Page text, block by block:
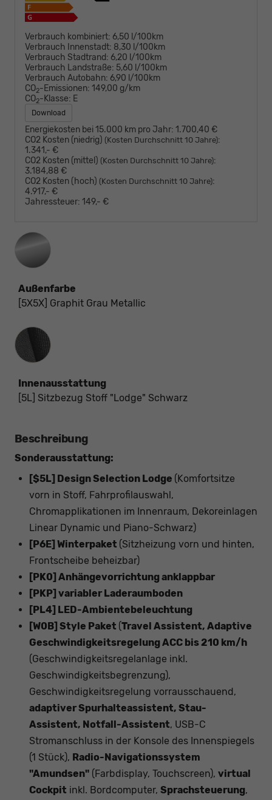
Verbrauch kombiniert: 6,50 l/100km
Verbrauch Innenstadt: 8,30 l/100km
Verbrauch Stadtrand: 6,20 l/100km
Verbrauch Landstraße: 5,60 l/100km
Verbrauch Autobahn: 6,90 l/100km
CO2-Emissionen: 149,00 g/km
CO2-Klasse: E
Download
Energiekosten bei 15.000 km pro Jahr: 1.700,40 €
CO2 Kosten (niedrig) (Kosten Durchschnitt 10 Jahre):
1.341,- €
CO2 Kosten (mittel) (Kosten Durchschnitt 10 Jahre):
3.184,88 €
CO2 Kosten (hoch) (Kosten Durchschnitt 10 Jahre):
4.917,- €
Jahressteuer: 149,- €
Außenfarbe
[5X5X] Graphit Grau Metallic
Innenausstattung
Innenausstattung
[5L] Sitzbezug Stoff "Lodge" Schwarz
Beschreibung
Sonderausstattung:
[$5L] Design Selection Lodge (Komfortsitze
vorn in Stoff, Fahrprofilauswahl,
Chromapplikationen im Innenraum, Dekoreinlagen
Linear Dynamic und Piano-Schwarz)
[P6E] Winterpaket (Sitzheizung vorn und hinten,
Frontscheibe beheizbar)
[PK0] Anhängevorrichtung anklappbar
[PKP] variabler Laderaumboden
[PL4] LED-Ambientebeleuchtung
[W0B] Style Paket (Travel Assistent, Adaptive
Geschwindigkeitsregelung ACC bis 210 km/h
(Geschwindigkeitsregelanlage inkl.
Geschwindigkeitsbegrenzung),
Geschwindigkeitsregelung vorrausschauend,
adaptiver Spurhalteassistent, Stau-
Assistent, Notfall-Assistent, USB-C
Stromanschluss in der Konsole des Innenspiegels
(1 Stück), Radio-Navigationssystem
"Amundsen" (Farbdisplay, Touchscreen), virtual
Cockpit inkl. Bordcomputer, Sprachsteuerung,